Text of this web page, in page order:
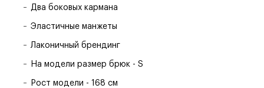
Два боковых кармана
Эластичные манжеты
Лаконичный брендинг
На модели размер брюк - S
Рост модели - 168 см